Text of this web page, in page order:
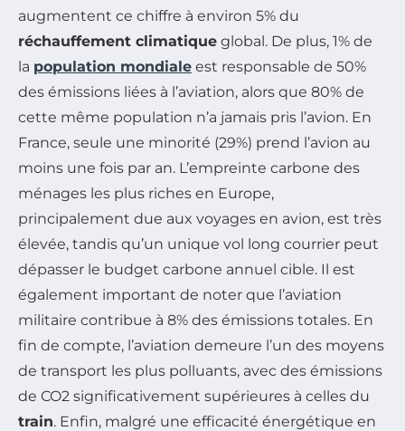
augmentent ce chiffre à environ 5% du
réchauffement climatique global. De plus, 1% de
la population mondiale est responsable de 50%
des émissions liées à l’aviation, alors que 80% de
cette même population n’a jamais pris l’avion. En
France, seule une minorité (29%) prend l’avion au
moins une fois par an. L’empreinte carbone des
ménages les plus riches en Europe,
principalement due aux voyages en avion, est très
élevée, tandis qu’un unique vol long courrier peut
dépasser le budget carbone annuel cible. Il est
également important de noter que l’aviation
militaire contribue à 8% des émissions totales. En
fin de compte, l’aviation demeure l’un des moyens
de transport les plus polluants, avec des émissions
de CO2 significativement supérieures à celles du
train. Enfin, malgré une efficacité énergétique en